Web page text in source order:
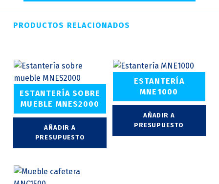
PRODUCTOS RELACIONADOS
ESTANTERÍA SOBRE
MUEBLE MNES2000
AÑADIR A
PRESUPUESTO
ESTANTERÍA
MNE1000
AÑADIR A
PRESUPUESTO